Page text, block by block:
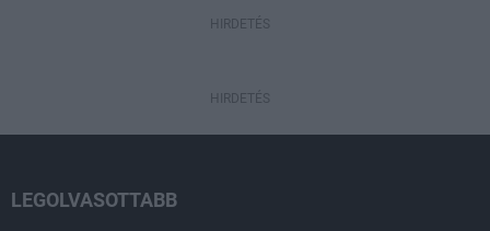
HIRDETÉS
HIRDETÉS
LEGOLVASOTTABB